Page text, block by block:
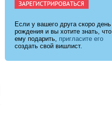
Если у вашего друга скоро день
рождения и вы хотите знать, что
ему подарить, пригласите его
создать свой вишлист.